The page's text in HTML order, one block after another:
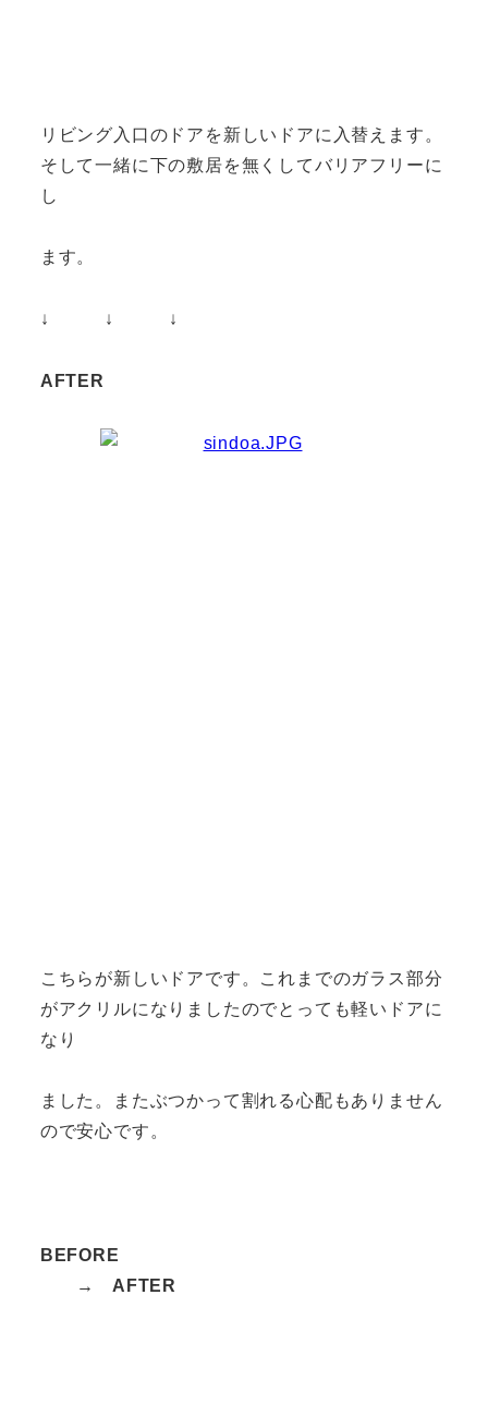
リビング入口のドアを新しいドアに入替えます。
そして一緒に下の敷居を無くしてバリアフリーに
し
ます。
↓ ↓ ↓
AFTER
こちらが新しいドアです。これまでのガラス部分
がアクリルになりましたのでとっても軽いドアに
なり
ました。またぶつかって割れる心配もありません
ので安心です。
BEFORE
→ AFTER